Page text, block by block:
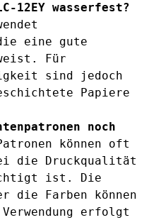
12EY wasserfest?
eine gute
Für
sind jedoch
Papiere
noch
können oft
die Druckqualität
ist. Die
die Farben können
erfolgt